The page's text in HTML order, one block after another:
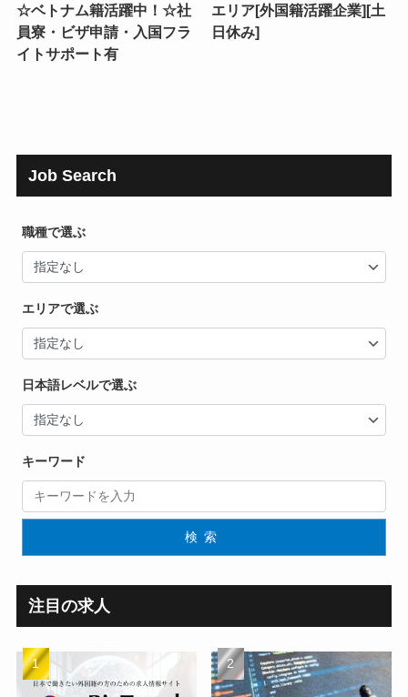
☆ベトナム籍活躍中！☆社
員寮・ビザ申請・入国フラ
イトサポート有
エリア[外国籍活躍企業][土
日休み]
Job Search
職種で選ぶ
エリアで選ぶ
日本語レベルで選ぶ
キーワード
検索
注目の求人